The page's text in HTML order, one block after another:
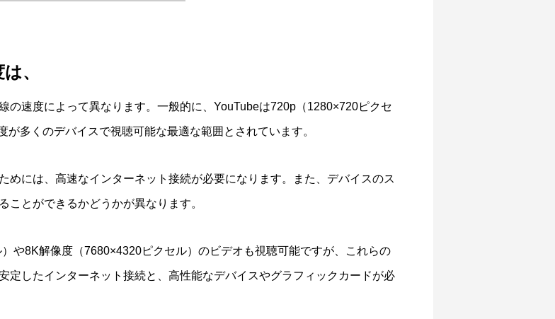
、
の速度によって異なります。一般的に、YouTubeは720p（1280×720ピクセ
多くのデバイスで視聴可能な最適な範囲とされています。
めには、高速なインターネット接続が必要になります。また、デバイスのス
ことができるかどうかが異なります。
や8K解像度（7680×4320ピクセル）のビデオも視聴可能ですが、これらの
定したインターネット接続と、高性能なデバイスやグラフィックカードが必